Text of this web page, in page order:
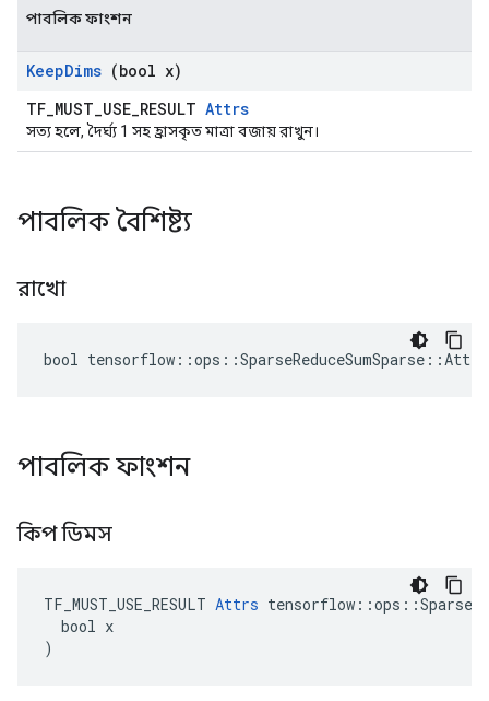
পাবলিক ফাংশন
KeepDims (bool x)
TF_MUST_USE_RESULT Attrs
সত্য হলে, দৈর্ঘ্য 1 সহ হ্রাসকৃত মাত্রা বজায় রাখুন।
পাবলিক বৈশিষ্ট্য
রাখো
bool
পাবলিক ফাংশন
কিপ ডিমস
TF_MUST_USE_RESULT Attrs
  bool x
)